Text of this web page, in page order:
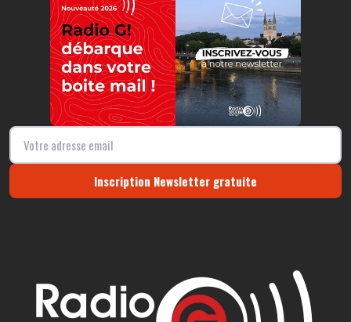
Inscription Newsletter gratuite